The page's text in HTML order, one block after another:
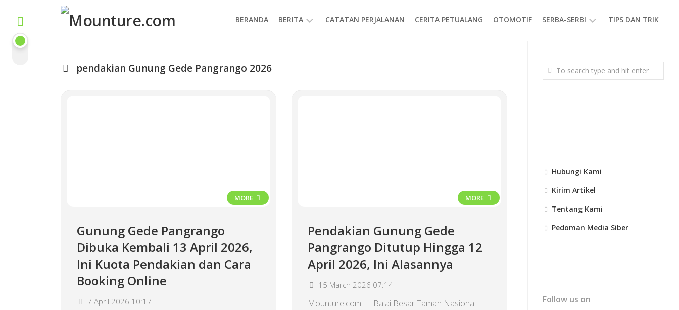
content
BERANDA BERITA CATATAN PERJALANAN CERITA PETUALANG OTOMOTIF SERBA-SERBI
GAYA
HIDUP
TIPS DAN TRIK
pendakian Gunung Gede Pangrango 2026
MORE
Gunung Gede Pangrango
Dibuka Kembali 13 April 2026,
Ini Kuota Pendakian dan Cara
Booking Online
7 April 2026 10:17
MORE
Pendakian Gunung Gede
Pangrango Ditutup Hingga 12
April 2026, Ini Alasannya
15 March 2026 07:14
Mounture.com — Balai Besar Taman Nasional
Hubungi Kami
Kirim Artikel
Tentang Kami
Pedoman Media Siber
Follow us on